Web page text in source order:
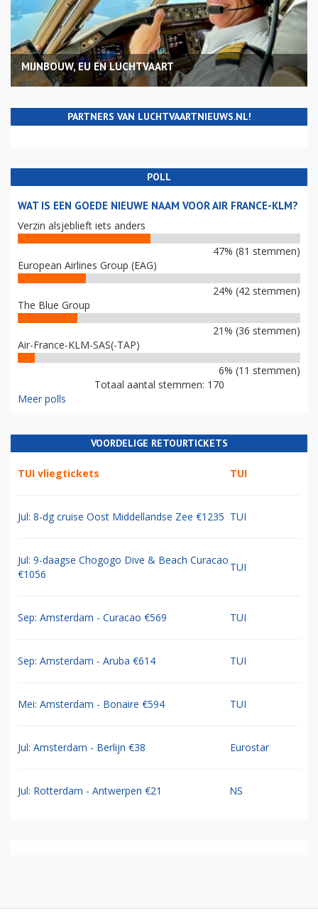
MIJNBOUW, EU EN LUCHTVAART
PARTNERS VAN LUCHTVAARTNIEUWS.NL!
POLL
WAT IS EEN GOEDE NIEUWE NAAM VOOR AIR FRANCE-KLM?
Verzin alsjeblieft iets anders
47% (81 stemmen)
European Airlines Group (EAG)
24% (42 stemmen)
The Blue Group
21% (36 stemmen)
Air-France-KLM-SAS(-TAP)
6% (11 stemmen)
Totaal aantal stemmen: 170
Meer polls
VOORDELIGE RETOURTICKETS
TUI vliegtickets TUI
Jul: 8-dg cruise Oost Middellandse Zee €1235 TUI
Jul: 9-daagse Chogogo Dive & Beach Curacao
€1056
TUI
Sep: Amsterdam - Curacao €569 TUI
Sep: Amsterdam - Aruba €614 TUI
Mei: Amsterdam - Bonaire €594 TUI
Jul: Amsterdam - Berlijn €38 Eurostar
Jul: Rotterdam - Antwerpen €21 NS